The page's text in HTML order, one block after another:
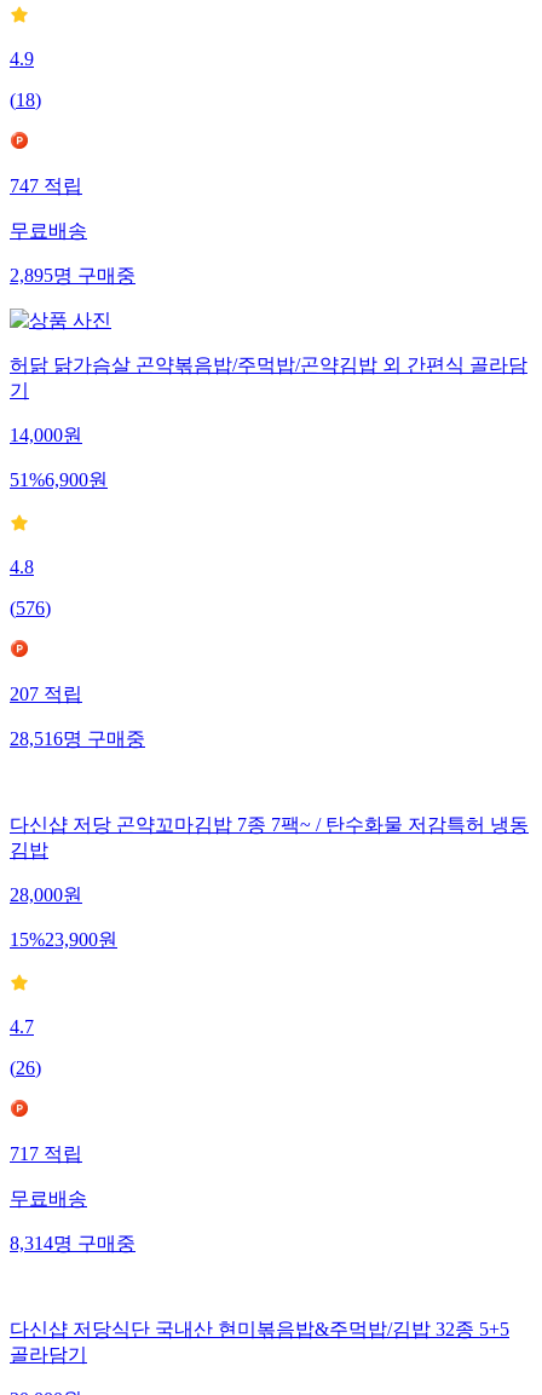
4.9
(18)
747 적립
무료배송
2,895명 구매중
허닭 닭가슴살 곤약볶음밥/주먹밥/곤약김밥 외 간편식 골라담
기
14,000원
51%6,900원
4.8
(576)
207 적립
28,516명 구매중
다신샵 저당 곤약꼬마김밥 7종 7팩~ / 탄수화물 저감특허 냉동
김밥
28,000원
15%23,900원
4.7
(26)
717적립
무료배송
8,314명구매중
다신샵 저당식단 국내산 현미볶음밥&주먹밥/김밥 32종 5+5
골라담기